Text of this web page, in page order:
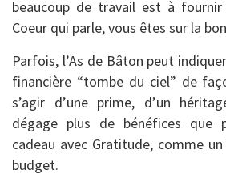
beaucoup de travail est à
Coeur qui parle, vous êtes sur la
Parfois, l’As de Bâton peut
financière “tombe du ciel” de
s’agir d’une prime, d’un
dégage plus de bénéfices que
cadeau avec Gratitude, comme
budget.